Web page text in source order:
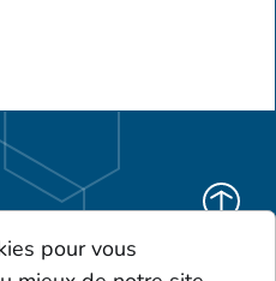
pour vous